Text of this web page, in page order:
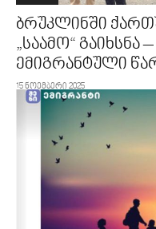
ბრუკლინში
„საამო“ გაიხსნა
ემიგრანტული
15 ნოემბერი 2025